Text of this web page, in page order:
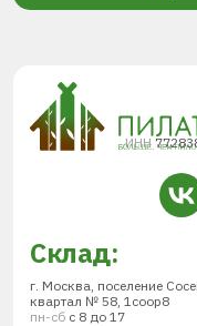
ИНН
Склад:
г. Москва, поселение
квартал № 58, 1соор8
пн-сб с 8 до 17